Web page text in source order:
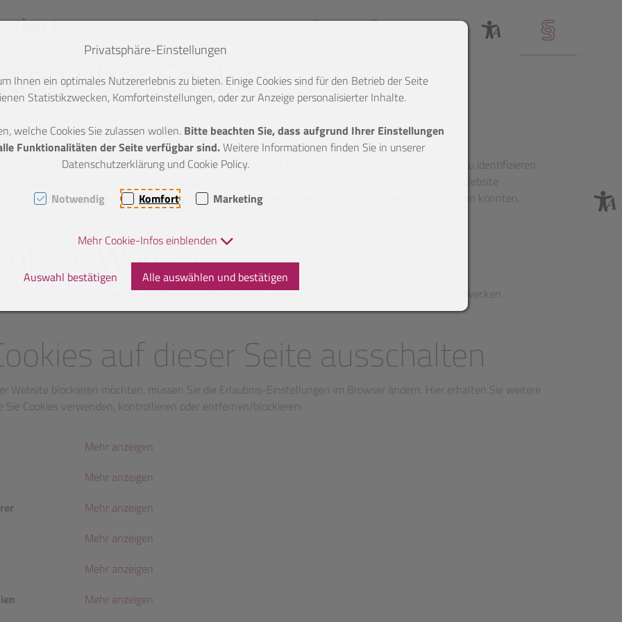
Barrierefreiheitserklärung
Impressum
über Cookies
unserer Webseite und für interne Statistiken verwenden wir Cookies.
die beim Besuch einer Internetseite auf Ihrem Gerät abgelegt wird und dabei hilft Ihr Gerät zu identifizieren.
Informationen zu speichern, wenn sie verschiedene Seiten einer Website besuchen oder zu einer Website
keine persönlichen Informationen und können keine Programme ausführen, die einen Virus auslösen könnten.
auf der Website
wir Cookies im Zusammenhang mit der Funktionalität der Seite sowie zu Statistik- und Marketing-Zwecken.
auf dieser Seite ausschalten
Website blockieren möchten, müssen Sie die Erlaubnis-Einstellungen im Browser ändern. Hier erhalten Sie weitere
Sie Cookies verwenden, kontrollieren oder entfernen/blockieren:
Mehr anzeigen
Mehr anzeigen
Mehr anzeigen
Mehr anzeigen
Mehr anzeigen
Mehr anzeigen
Privatsphäre-Einstellungen
Ihnen ein optimales Nutzererlebnis zu bieten. Einige Cookies sind für den Betrieb der Seite
Statistikzwecken, Komforteinstellungen, oder zur Anzeige personalisierter Inhalte.
welche Cookies Sie zulassen wollen. Bitte beachten Sie, dass aufgrund Ihrer Einstellungen
Funktionalitäten der Seite verfügbar sind.Weitere Informationen finden Sie in unserer
Datenschutzerklärung und Cookie Policy.
Notwendig Komfort Marketing
Mehr Cookie-Infos einblenden
Auswahl bestätigen Alle auswählen und bestätigen